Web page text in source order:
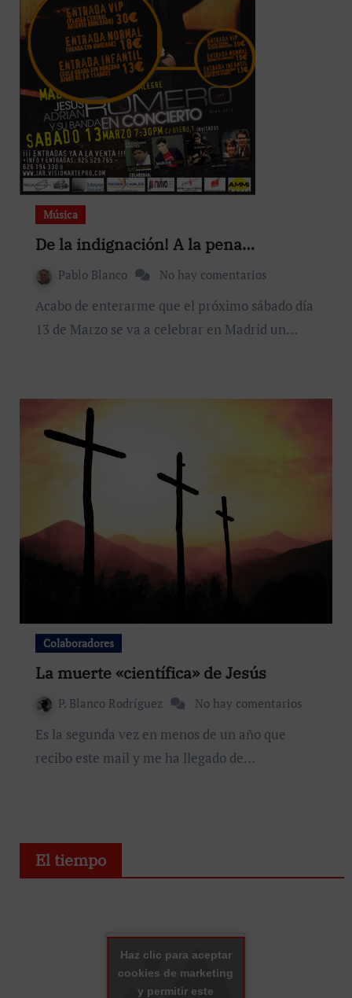
Música
De la indignación! A la pena…
Pablo Blanco No hay comentarios
Acabo de enterarme que el próximo sábado día
13 de Marzo se va a celebrar en Madrid un…
Colaboradores
La muerte «científica» de Jesús
P. Blanco Rodríguez No hay comentarios
Es la segunda vez en menos de un año que
recibo este mail y me ha llegado de…
El tiempo
Haz clic para aceptar
cookies de marketing
y permitir este